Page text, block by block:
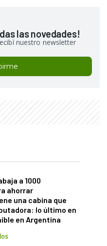
las novedades!
nuestro newsletter
a 1000
ahorrar
una cabina que
lo último en
en Argentina